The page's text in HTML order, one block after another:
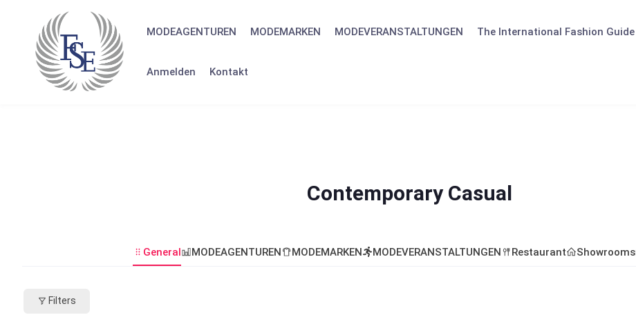
MODEAGENTUREN MODEMARKEN MODEVERANSTALTUNGEN The International Fashion Guide
Anmelden Kontakt
Contemporary Casual
General MODEAGENTUREN MODEMARKEN MODEVERANSTALTUNGEN Restaurant Showrooms
Filters